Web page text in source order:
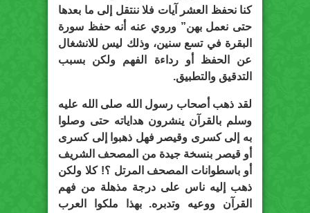
كنا نحفظ العشر آيات فلا ننتقل إلى ما بعدها
حتى نعمل بهن” وروي عنه أنه حفظ سورة
البقرة في تسع سنين، وذلك ليس للانشغال
عن الحفظ أو رداءة الفهم ولكن بسبب
التدقيق والتطبيق.
لقد ذهب أصحاب رسول الله صلى الله عليه
وسلم بالقرآن ينشرون هداياته حتى وصلوا
به إلى كسرى وقيصر فهل ذهبوا إلى كسرى
أو قيصر بنسخة جيدة من المصحف الشريف
أو باسطوانات المصحف المرتل ؟! كلا ولكن
ذهب إليه ناس على درجة مذهلة من فهم
القرآن ووعيه وتدبره. بهذا ملكوا العرب